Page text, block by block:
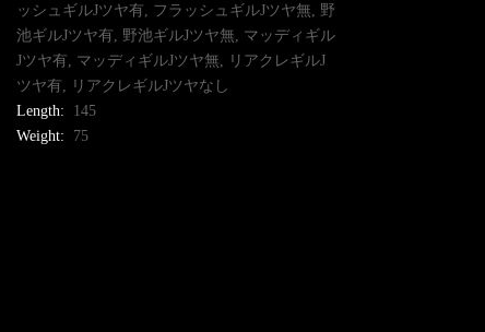
ッシュギルJツヤ有, フラッシュギルJツヤ無, 野
池ギルJツヤ有, 野池ギルJツヤ無, マッディギル
Jツヤ有, マッディギルJツヤ無, リアクレギルJ
ツヤ有, リアクレギルJツヤなし
Length:
145
Weight:
75